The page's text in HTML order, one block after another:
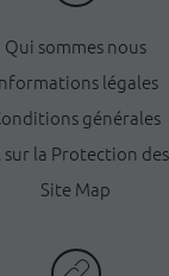
Qui sommes nous
légales
générales
la Protection
Site Map